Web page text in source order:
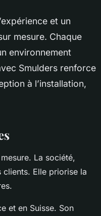
et un
mesure. Chaque
environnement
Smulders renforce
à l’installation,
La société,
Elle priorise la
et en Suisse. Son